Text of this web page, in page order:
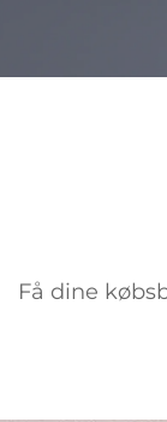
Få dine